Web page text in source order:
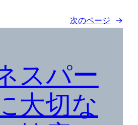
次のページ →
スパー
大切な